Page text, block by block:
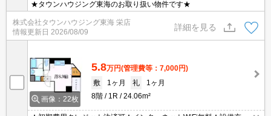
★タウンハウジング東海のお取り扱い物件です★
株式会社タウンハウジング東海 栄店
情報更新日 2026/08/09
詳細を見る
画像：22枚
5.8万円(管理費等：7,000円)
敷
1ヶ月 礼
1ヶ月
8階
1R 24.06m²